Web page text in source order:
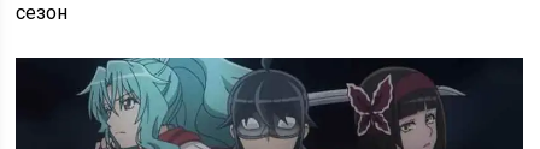
сезон